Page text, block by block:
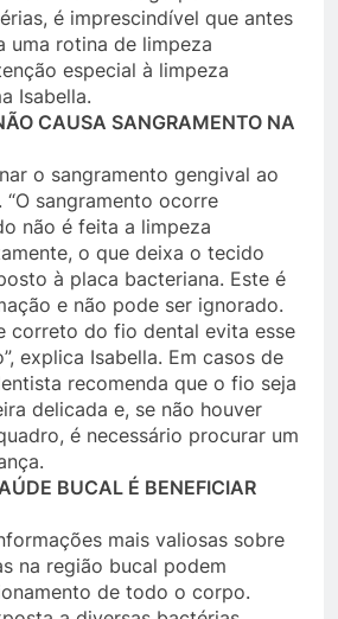
é imprescindível que antes
uma rotina de limpeza
especial à limpeza
Isabella.
CAUSA SANGRAMENTO NA
o sangramento gengival ao
sangramento ocorre
não é feita a limpeza
o que deixa o tecido
à placa bacteriana. Este é
e não pode ser ignorado.
correto do fio dental evita esse
explica Isabella. Em casos de
recomenda que o fio seja
delicada e, se não houver
é necessário procurar um
BUCAL É BENEFICIAR
mais valiosas sobre
na região bucal podem
de todo o corpo.